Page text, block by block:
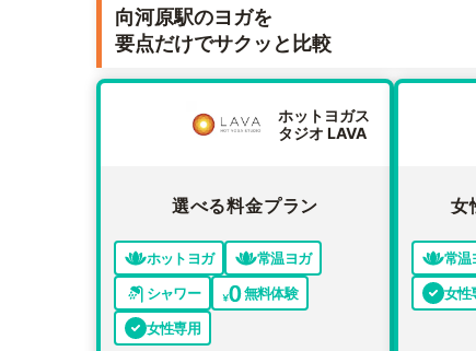
向河原駅のヨガを
要点だけでサクッと比較
ホットヨガス
タジオ LAVA
選べる料金プラン
ホットヨガ
常温ヨガ
シャワー
無料体験
女性専用
女
常温
女性